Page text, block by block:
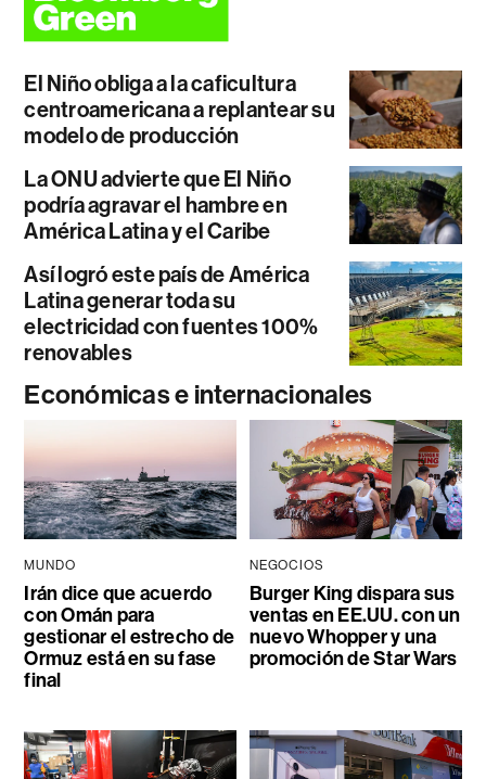
El Niño obliga a la caficultura
centroamericana a replantear su
modelo de producción
La ONU advierte que El Niño
podría agravar el hambre en
América Latina y el Caribe
Así logró este país de América
Latina generar toda su
electricidad con fuentes 100%
renovables
Económicas e internacionales
MUNDO
Irán dice que acuerdo
con Omán para
gestionar el estrecho de
Ormuz está en su fase
final
NEGOCIOS
Burger King dispara sus
ventas en EE.UU. con un
nuevo Whopper y una
promoción de Star Wars